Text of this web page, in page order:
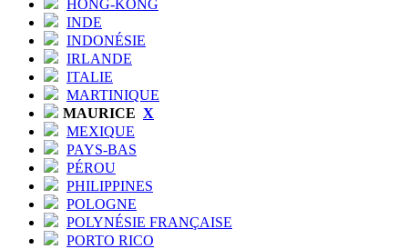
HONG-KONG
INDE
INDONÉSIE
IRLANDE
ITALIE
MARTINIQUE
MAURICE X
MEXIQUE
PAYS-BAS
PÉROU
PHILIPPINES
POLOGNE
POLYNÉSIE FRANÇAISE
PORTO RICO